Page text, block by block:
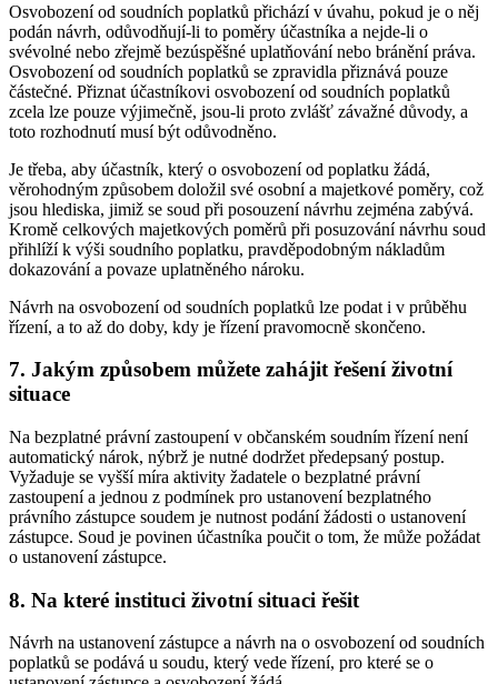
Osvobození od soudních poplatků přichází v úvahu, pokud je o něj
podán návrh, odůvodňují-li to poměry účastníka a nejde-li o
svévolné nebo zřejmě bezúspěšné uplatňování nebo bránění práva.
Osvobození od soudních poplatků se zpravidla přiznává pouze
částečné. Přiznat účastníkovi osvobození od soudních poplatků
zcela lze pouze výjimečně, jsou-li proto zvlášť závažné důvody, a
toto rozhodnutí musí být odůvodněno.
Je třeba, aby účastník, který o osvobození od poplatku žádá,
věrohodným způsobem doložil své osobní a majetkové poměry, což
jsou hlediska, jimiž se soud při posouzení návrhu zejména zabývá.
Kromě celkových majetkových poměrů při posuzování návrhu soud
přihlíží k výši soudního poplatku, pravděpodobným nákladům
dokazování a povaze uplatněného nároku.
Návrh na osvobození od soudních poplatků lze podat i v průběhu
řízení, a to až do doby, kdy je řízení pravomocně skončeno.
7. Jakým způsobem můžete zahájit řešení životní
situace
Na bezplatné právní zastoupení v občanském soudním řízení není
automatický nárok, nýbrž je nutné dodržet předepsaný postup.
Vyžaduje se vyšší míra aktivity žadatele o bezplatné právní
zastoupení a jednou z podmínek pro ustanovení bezplatného
právního zástupce soudem je nutnost podání žádosti o ustanovení
zástupce. Soud je povinen účastníka poučit o tom, že může požádat
o ustanovení zástupce.
8. Na které instituci životní situaci řešit
Návrh na ustanovení zástupce a návrh na o osvobození od soudních
poplatků se podává u soudu, který vede řízení, pro které se o